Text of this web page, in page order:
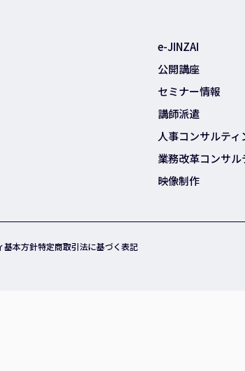
e-JINZAI
公開講座
セミナー情報
講師派遣
人事コンサルティ
業務改革コンサル
映像制作
基本方針特定商取引法に基づく表記